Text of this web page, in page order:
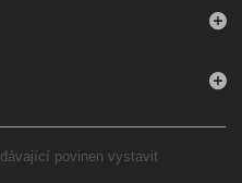
povinen vystavit